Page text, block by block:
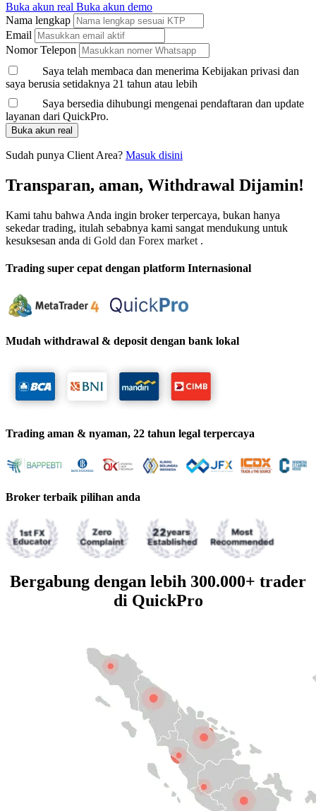
Buka akun real Buka akun demo
Nama lengkap
Email
Nomor Telepon
Saya telah membaca dan menerima Kebijakan privasi dan
saya berusia setidaknya 21 tahun atau lebih
Saya bersedia dihubungi mengenai pendaftaran dan update
layanan dari QuickPro.
Buka akun real
Sudah punya Client Area? Masuk disini
Transparan, aman, Withdrawal Dijamin!
Kami tahu bahwa Anda ingin broker terpercaya, bukan hanya
sekedar trading, itulah sebabnya kami sangat mendukung untuk
kesuksesan anda di Gold dan Forex market .
Trading super cepat dengan platform Internasional
Mudah withdrawal & deposit dengan bank lokal
Trading aman & nyaman, 22 tahun legal terpercaya
Broker terbaik pilihan anda
Bergabung dengan lebih 300.000+ trader
di QuickPro